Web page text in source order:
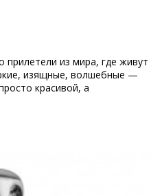
прилетели из мира, где живут
изящные, волшебные —
красивой, а